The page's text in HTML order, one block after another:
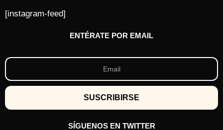
[instagram-feed]
ENTÉRATE POR EMAIL
SÍGUENOS EN TWITTER